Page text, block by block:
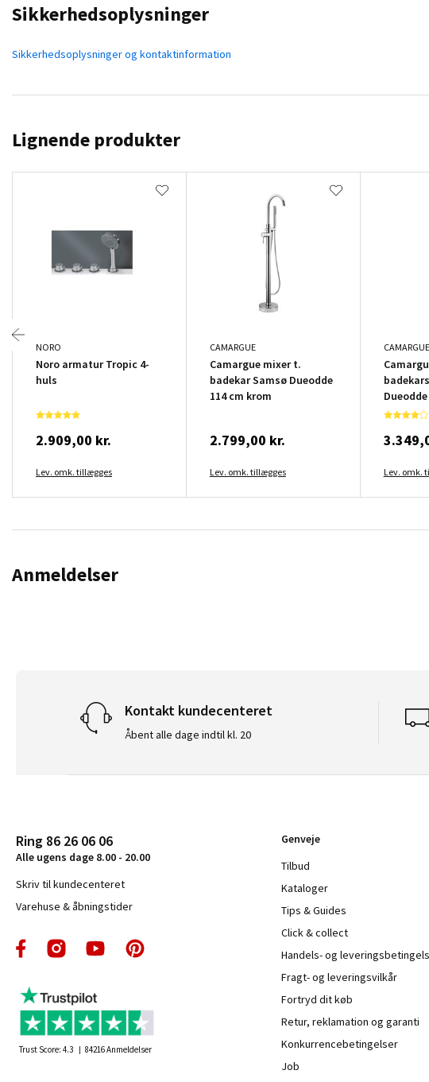
Sikkerhedsoplysninger
Sikkerhedsoplysninger og kontaktinformation
Lignende produkter
NORO
Noro armatur Tropic 4-
huls
2.909,00 kr.
Lev. omk. tillægges
CAMARGUE
Camargue mixer t.
badekar Samsø Dueodde
114 cm krom
2.799,00 kr.
Lev. omk. tillægges
CAMARGUE
Lev. omk.
Anmeldelser
Kontakt kundecenteret
Åbent alle dage indtil kl. 20
Ring 86 26 06 06
Alle ugens dage 8.00 - 20.00
Skriv til kundecenteret
Varehuse & åbningstider
Trust Score: 4.3 84216Anmeldelser
Genveje
Tilbud
Kataloger
Tips & Guides
Click & collect
Handels- og
Fragt- og leveringsvilkår
Fortryd dit køb
Retur, reklamation og garanti
Konkurrencebetingelser
Job